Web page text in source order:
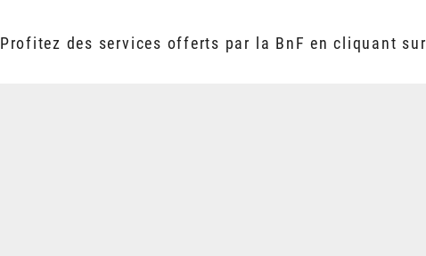
Profitez des services offerts par la BnF en cliquant sur